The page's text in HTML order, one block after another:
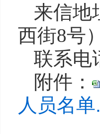
来信地
西街8号
联系电
附件：
人员名